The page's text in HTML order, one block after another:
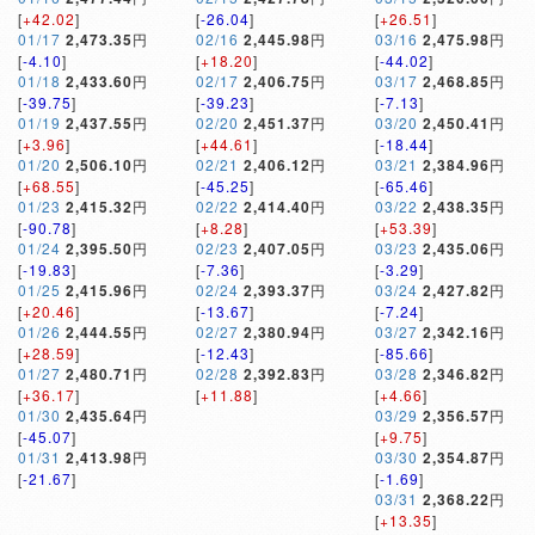
[+42.02]
01/17 2,473.35円
[-4.10]
01/18 2,433.60円
[-39.75]
01/19 2,437.55円
[+3.96]
01/20 2,506.10円
[+68.55]
01/23 2,415.32円
[-90.78]
01/24 2,395.50円
[-19.83]
01/25 2,415.96円
[+20.46]
01/26 2,444.55円
[+28.59]
01/27 2,480.71 円
[+36.17]
01/30 2,435.64円
[-45.07]
01/31 2,413.98円
[-21.67]
[-26.04]
02/16 2,445.98円
[+18.20]
02/17 2,406.75円
[-39.23]
02/20 2,451.37円
[+44.61]
02/21 2,406.12円
[-45.25]
02/22 2,414.40円
[+8.28]
02/23 2,407.05円
[-7.36]
02/24 2,393.37円
[-13.67]
02/27 2,380.94円
[-12.43]
02/28 2,392.83円
[+11.88]
[+26.51]
03/16 2,475.98円
[-44.02]
03/17 2,468.85円
[-7.13]
03/20 2,450.41 円
[-18.44]
03/21 2,384.96円
[-65.46]
03/22 2,438.35円
[+53.39]
03/23 2,435.06円
[-3.29]
03/24 2,427.82円
[-7.24]
03/27 2,342.16円
[-85.66]
03/28 2,346.82円
[+4.66]
03/29 2,356.57円
[+9.75]
03/30 2,354.87円
[-1.69]
03/31 2,368.22円
[+13.35]